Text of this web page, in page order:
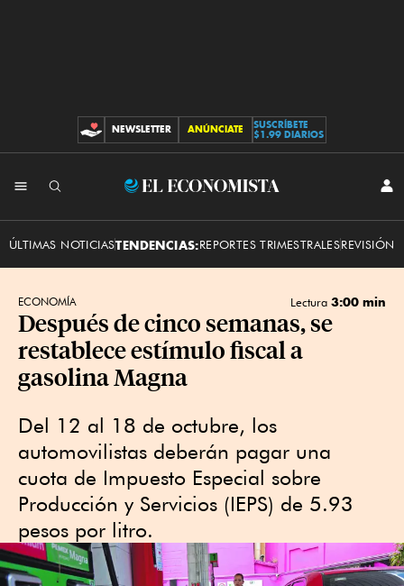
CONTRIBUCIONES
NEWSLETTER ANÚNCIATE
SUSCRÍBETE
$1.99 DIARIOS
El
ÚLTIMAS NOTICIASTENDENCIAS:REPORTES TRIMESTRALESREVISIÓN
ECONOMÍA Lectura 3:00 min
Después de cinco semanas, se
restablece estímulo fiscal a
gasolina Magna
Del 12 al 18 de octubre, los
automovilistas deberán pagar una
cuota de Impuesto Especial sobre
Producción y Servicios (IEPS) de 5.93
pesos por litro.